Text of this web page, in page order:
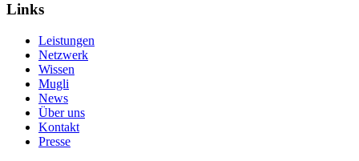
Links
Leistungen
Netzwerk
Wissen
Mugli
News
Über uns
Kontakt
Presse